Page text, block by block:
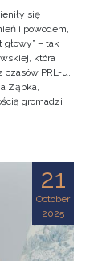
się
i powodem,
– tak
która
czasów PRL-u.
Ząbka,
gromadzi
21
October
2025